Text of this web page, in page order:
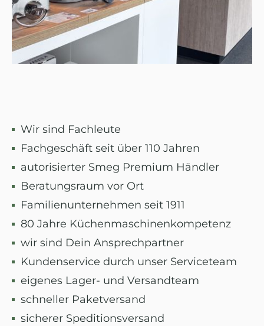
Wir sind Fachleute
Fachgeschäft seit über 110 Jahren
autorisierter Smeg Premium Händler
Beratungsraum vor Ort
Familienunternehmen seit 1911
80 Jahre Küchenmaschinenkompetenz
wir sind Dein Ansprechpartner
Kundenservice durch unser Serviceteam
eigenes Lager- und Versandteam
schneller Paketversand
sicherer Speditionsversand